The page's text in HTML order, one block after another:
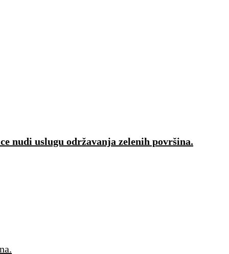
nudi uslugu održavanja zelenih površina.